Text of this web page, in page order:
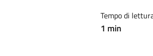
Tempo di
1 min